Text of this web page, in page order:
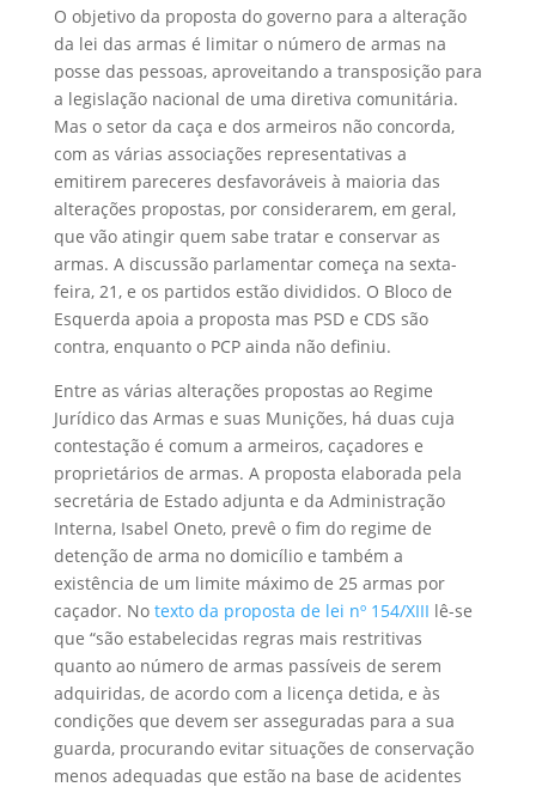
O objetivo da proposta do governo para a alteração
da lei das armas é limitar o número de armas na
posse das pessoas, aproveitando a transposição para
a legislação nacional de uma diretiva comunitária.
Mas o setor da caça e dos armeiros não concorda,
com as várias associações representativas a
emitirem pareceres desfavoráveis à maioria das
alterações propostas, por considerarem, em geral,
que vão atingir quem sabe tratar e conservar as
armas. A discussão parlamentar começa na sexta-
feira, 21, e os partidos estão divididos. O Bloco de
Esquerda apoia a proposta mas PSD e CDS são
contra, enquanto o PCP ainda não definiu.
Entre as várias alterações propostas ao Regime
Jurídico das Armas e suas Munições, há duas cuja
contestação é comum a armeiros, caçadores e
proprietários de armas. A proposta elaborada pela
secretária de Estado adjunta e da Administração
Interna, Isabel Oneto, prevê o fim do regime de
detenção de arma no domicílio e também a
existência de um limite máximo de 25 armas por
caçador. No texto da proposta de lei nº 154/XIII lê-se
que “são estabelecidas regras mais restritivas
quanto ao número de armas passíveis de serem
adquiridas, de acordo com a licença detida, e às
condições que devem ser asseguradas para a sua
guarda, procurando evitar situações de conservação
menos adequadas que estão na base de acidentes